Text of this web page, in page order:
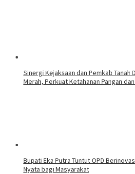
Sinergi Kejaksaan dan Pemkab Tanah
Merah, Perkuat Ketahanan Pangan
Bupati Eka Putra Tuntut OPD
Nyata bagi Masyarakat